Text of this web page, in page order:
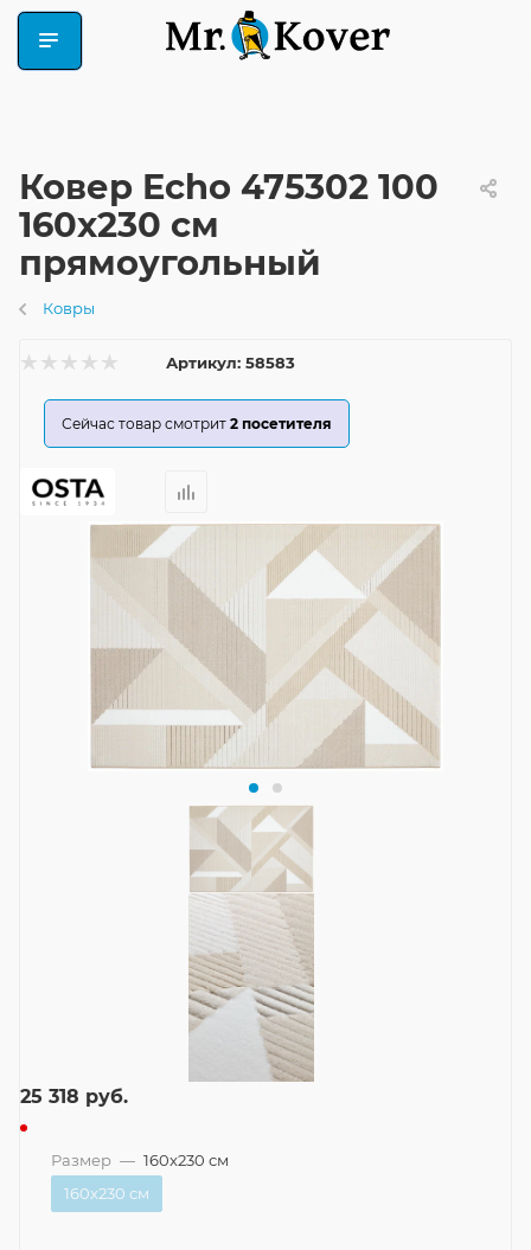
Ковер Echo 475302 100
160x230 см
прямоугольный
Ковры
Артикул: 58583
Сейчас товар смотрит 2 посетителя
25 318 руб.
Размер — 160x230 см
160x230 см